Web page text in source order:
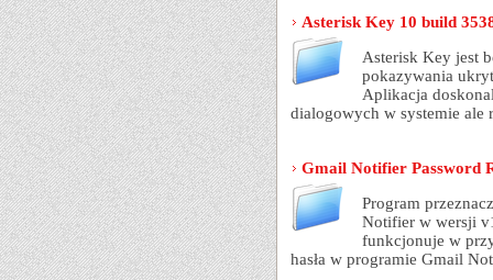
Asterisk Key 10 build
Asterisk Key jest
pokazywania
Aplikacja
dialogowych w systemie ale
Gmail Notifier Password
Program
Notifier w wersji
funkcjonuje w
hasła w programie Gmail